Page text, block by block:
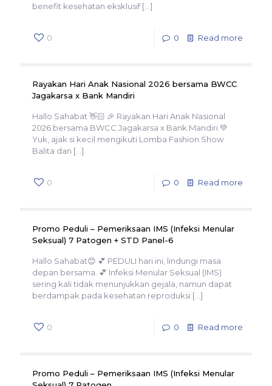
benefit kesehatan eksklusif[…]
0 0 Read more
Rayakan Hari Anak Nasional 2026 bersama BWCC
Jagakarsa x Bank Mandiri
Hallo Sahabat 👋🏻 🎉 Rayakan Hari Anak Nasional
2026 bersama BWCC Jagakarsa x Bank Mandiri 💚
Yuk, ajak si kecil mengikuti Lomba Fashion Show
Balita dan […]
0 0 Read more
Promo Peduli – Pemeriksaan IMS (Infeksi Menular
Seksual) 7 Patogen + STD Panel-6
Hallo Sahabat😊 💕 PEDULI hari ini, lindungi masa
depan bersama. 💕 Infeksi Menular Seksual (IMS)
sering kali tidak menunjukkan gejala, namun dapat
berdampak pada kesehatan reproduksi […]
0 0 Read more
Promo Peduli – Pemeriksaan IMS (Infeksi Menular